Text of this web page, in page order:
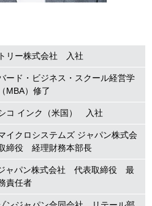
リー株式会社 入社
ード・ビジネス・スクール経営学
MBA）修了
コ インク（米国） 入社
イクロシステムズ ジャパン株式会
締役 経理財務本部長
ャパン株式会社 代表取締役 最
責任者